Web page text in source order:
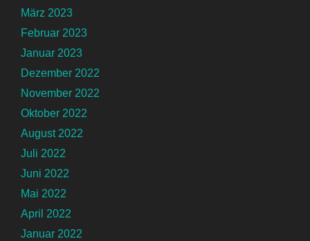
März 2023
Februar 2023
Januar 2023
Dezember 2022
November 2022
Oktober 2022
August 2022
Juli 2022
Juni 2022
Mai 2022
April 2022
Januar 2022